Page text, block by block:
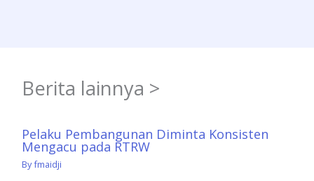
Berita lainnya >
Pelaku Pembangunan Diminta Konsisten
Mengacu pada RTRW
Byfmaidji